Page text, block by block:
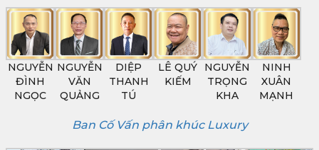
NGUYỄN
ĐÌNH
NGỌC
NGUYỄN
VĂN
QUẢNG
DIỆP
THANH
TÚ
LÊ QUÝ
KIẾM
NGUYỄN
TRỌNG
KHA
NINH
XUÂN
MẠNH
Ban Cố Vấn phân khúc Luxury